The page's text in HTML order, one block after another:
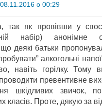
08.11.2016 о 00:29
так як провівши у
набір) анонімне
деякі батьки
алкогольні
навіть горілку.
превентивне
шкідливих звичок,
класів. Проте, дякую за